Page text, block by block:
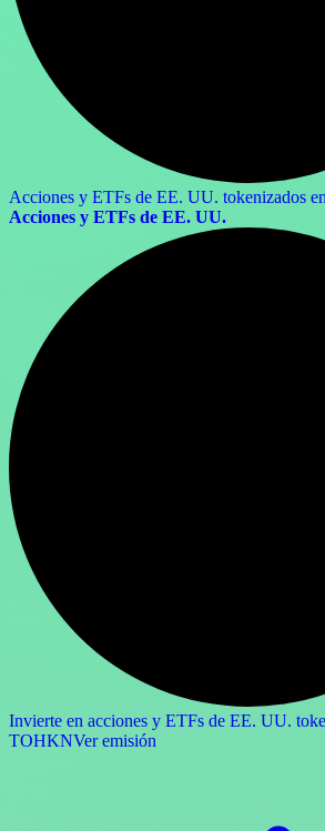
Acciones y ETFs de EE. UU. tokenizados
Acciones y ETFs de EE. UU.
Invierte en acciones y ETFs de EE. UU.
TOHKNVer emisión